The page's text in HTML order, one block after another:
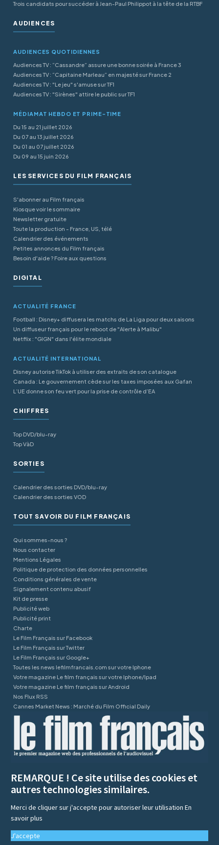
Trois candidats pour succéder à Jean-Paul Philippot à la tête de la RTBF
AUDIENCES
AUDIENCES QUOTIDIENNES
Audiences TV : “Cassandre” assure une bonne soirée à France 3
Audiences TV : “Capitaine Marleau” en majesté sur France 2
Audiences TV : "Le jeu" s'amuse sur TF1
Audiences TV : "Sirènes" attire le public sur TF1
MÉDIAMAT HEBDO ET PRIME-TIME
Du 15 au 21 juillet 2026
Du 07 au 13 juillet 2026
Du 01 au 07 juillet 2026
Du 09 au 15 juin 2026
LES SERVICES DU FILM FRANÇAIS
S'abonner au Film français
Kiosque voir le sommaire
Newsletter gratuite
Toute la production - France, US, télé
Calendrier des événements
Petites annonces du Film français
Besoin d'aide ? Foire aux questions
DIGITAL
ACTUALITÉ FRANCE
Football : Disney+ diffusera les matchs de La Liga pour deux saisons
Un diffuseur français pour le reboot de "Alerte à Malibu"
Netflix : "GIGN" dans l'élite mondiale
ACTUALITÉ INTERNATIONAL
Disney autorise TikTok à utiliser des extraits de son catalogue
Canada : Le gouvernement cède sur les taxes imposées aux Gafan
L’UE donne son feu vert pour la prise de contrôle d’EA
CHIFFRES
Top DVD/blu-ray
Top VàD
SORTIES
Calendrier des sorties DVD/blu-ray
Calendrier des sorties VOD
TOUT SAVOIR DU FILM FRANÇAIS
Qui sommes-nous ?
Nous contacter
Mentions Légales
Politique de protection des données personnelles
Conditions générales de vente
Signalement contenu abusif
Kit de presse
Publicité web
Publicité print
Charte
Le Film Français sur Facebook
Le Film Français sur Twitter
Le Film Français sur Google+
Toutes les news lefilmfrancais.com sur votre Iphone
Votre magazine Le film français sur votre Iphone/Ipad
Votre magazine Le film français sur Android
Nos Flux RSS
Cannes Market News : Marché du Film Official Daily
REMARQUE ! Ce site utilise des cookies et
autres technologies similaires.
Merci de cliquer sur j'accepte pour autoriser leur utilisationEn
savoir plus
J'accepte